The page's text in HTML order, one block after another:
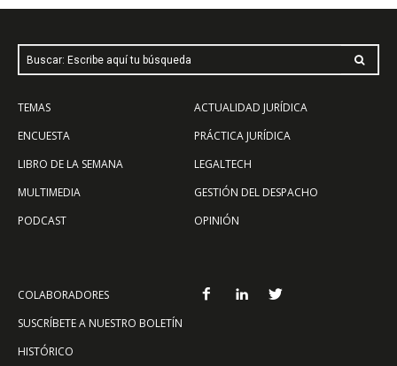
Buscar: Escribe aquí tu búsqueda
TEMAS
ENCUESTA
LIBRO DE LA SEMANA
MULTIMEDIA
PODCAST
ACTUALIDAD JURÍDICA
PRÁCTICA JURÍDICA
LEGALTECH
GESTIÓN DEL DESPACHO
OPINIÓN
COLABORADORES
SUSCRÍBETE A NUESTRO BOLETÍN
HISTÓRICO